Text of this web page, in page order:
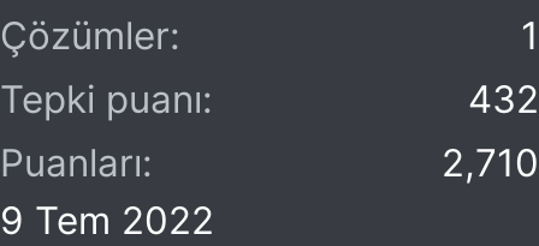
Çözümler
1
Tepki puanı
432
Puanları
2,710
9 Tem 2022